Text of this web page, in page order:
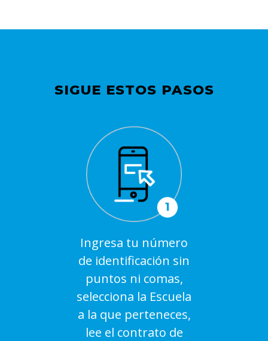
SIGUE ESTOS PASOS
Ingresa tu número
de identificación sin
puntos ni comas,
selecciona la Escuela
a la que perteneces,
lee el contrato de